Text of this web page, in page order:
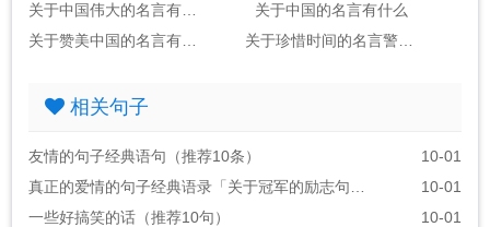
关于中国的名言有什么
相关句子
友情的句子经典语句（推荐10条）
10-01
10-01
一些好搞笑的话（推荐10句）
10-01